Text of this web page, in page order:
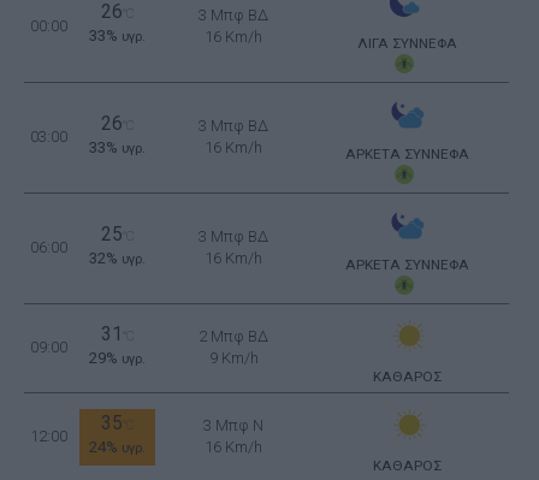
00:00
26
33% υγρ.
3 Μπφ ΒΔ
16 Km/h
ΛΙΓΑ ΣΥΝΝΕΦΑ
03:00
26
33% υγρ.
3 Μπφ ΒΔ
16 Km/h
ΑΡΚΕΤΑ ΣΥΝΝΕΦΑ
06:00
25
32% υγρ.
3 Μπφ ΒΔ
16 Km/h
ΑΡΚΕΤΑ ΣΥΝΝΕΦΑ
09:00
31
29% υγρ.
2 Μπφ ΒΔ
9 Km/h
ΚΑΘΑΡΟΣ
12:00
35
24% υγρ.
3 Μπφ N
16 Km/h
ΚΑΘΑΡΟΣ